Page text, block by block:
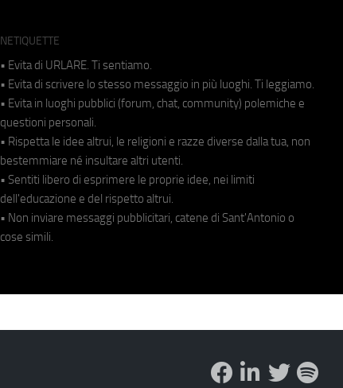
NETIQUETTE
• Evita di URLARE. Ti sentiamo.
• Evita di scrivere lo stesso messaggio in più luoghi. Ti leggiamo.
• Evita in luoghi pubblici (forum, chat, community) polemiche e
questioni personali.
• Rispetta le idee altrui, le religioni e razze diverse dalla tua, non
bestemmiare né insultare altri utenti.
• Sentiti libero di esprimere le proprie idee, nei limiti
dell'educazione e del rispetto altrui.
• Non inviare messaggi pubblicitari, catene di Sant'Antonio o
cose simili.